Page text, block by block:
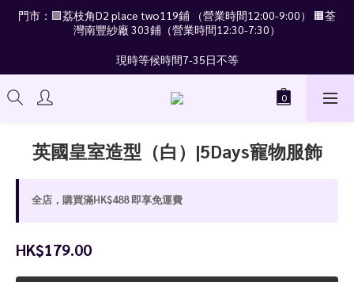
門市：🟪荔枝角D2 place two119鋪 （營業時間12:00-9:00） 🟧荃
灣南豐紗廠 303鋪（營業時間12:30-7:30）
現時等候時間7-35日不等
英國皇室造型（白）|5Days寵物服飾
全店，購買滿HK$488 即享免運費
HK$179.00